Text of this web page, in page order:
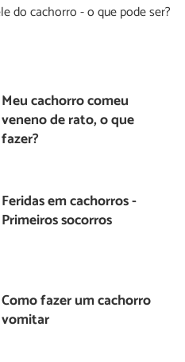
do cachorro - o que pode ser?
Meu cachorro comeu
veneno de rato, o que
fazer?
Feridas em cachorros -
Primeiros socorros
Como fazer um cachorro
vomitar